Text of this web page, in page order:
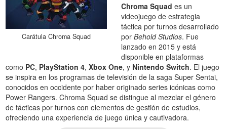
Carátula Chroma Squad
Chroma Squad es un
videojuego de estrategia
táctica por turnos desarrollado
porBehold Studios. Fue
lanzado en 2015 y está
disponible en plataformas
como PC, PlayStation 4,Xbox One, y Nintendo Switch. El juego
se inspira en los programas de televisión de la saga Super Sentai,
conocidos en occidente por haber originado series icónicas como
Power Rangers. Chroma Squad se distingue al mezclar el género
de tácticas por turnos con elementos de gestión de estudios,
ofreciendo una experiencia de juego única y cautivadora.